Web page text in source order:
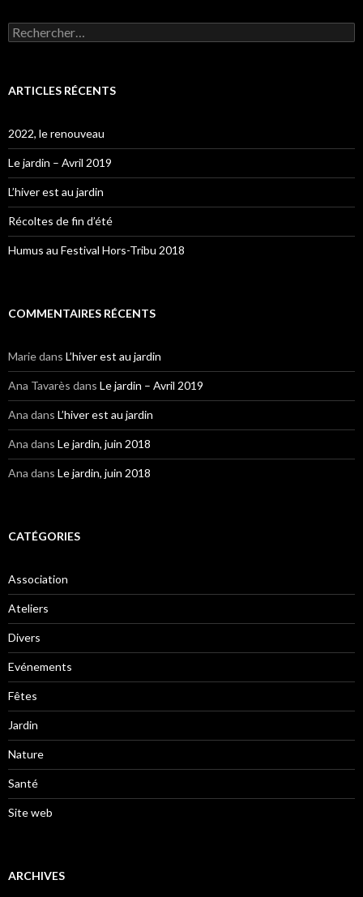
Rechercher :
ARTICLES RÉCENTS
2022, le renouveau
Le jardin – Avril 2019
L’hiver est au jardin
Récoltes de fin d’été
Humus au Festival Hors-Tribu 2018
COMMENTAIRES RÉCENTS
Mariedans L’hiver est au jardin
Ana Tavarès dans Le jardin – Avril 2019
Ana dans L’hiver est au jardin
Ana dans Le jardin, juin 2018
Ana dans Le jardin, juin 2018
CATÉGORIES
Association
Ateliers
Divers
Evénements
Fêtes
Jardin
Nature
Santé
Site web
ARCHIVES